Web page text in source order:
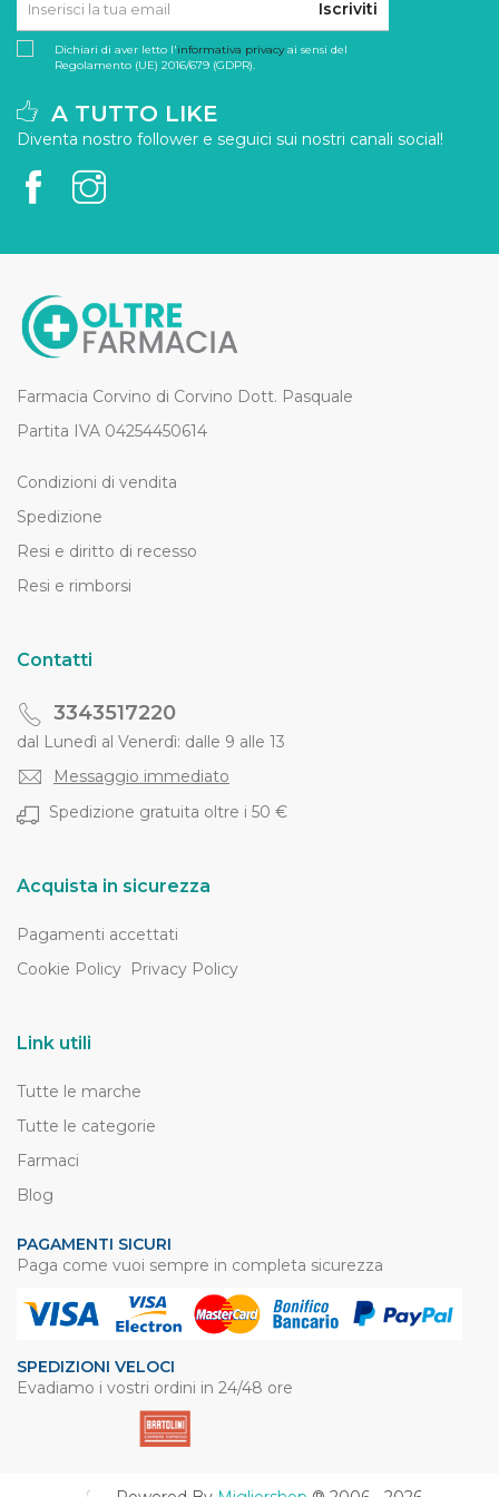
Iscriviti
Dichiari di aver letto l'informativa privacyai sensi del
Regolamento (UE) 2016/679 (GDPR).
A TUTTO LIKE
Diventa nostro follower e seguici sui nostri canali social!
Farmacia Corvino di Corvino Dott. Pasquale
Partita IVA 04254450614
Condizioni di vendita
Spedizione
Resi e diritto di recesso
Resi e rimborsi
Contatti
3343517220
dal Lunedì al Venerdì: dalle 9 alle 13
Messaggio immediato
Spedizione gratuita oltre i 50 €
Acquista in sicurezza
Pagamenti accettati
Cookie Policy Privacy Policy
Link utili
Tutte le marche
Tutte le categorie
Farmaci
Blog
PAGAMENTI SICURI
Paga come vuoi sempre in completa sicurezza
SPEDIZIONI VELOCI
Evadiamo i vostri ordini in 24/48 ore